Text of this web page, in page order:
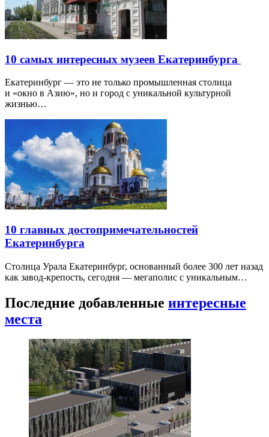
10 самых интересных музеев Екатеринбурга
Екатеринбург — это не только промышленная столица
и «окно в Азию», но и город с уникальной культурной
жизнью…
10 главных достопримечательностей
Екатеринбурга
Столица Урала Екатеринбург, основанный более 300 лет назад
как завод-крепость, сегодня — мегаполис с уникальным…
Последние добавленные интересные
места